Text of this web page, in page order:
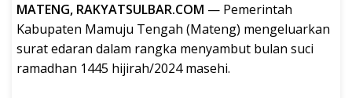
MATENG, RAKYATSULBAR.COM — Pemerintah
Kabupaten Mamuju Tengah (Mateng) mengeluarkan
surat edaran dalam rangka menyambut bulan suci
ramadhan 1445 hijirah/2024 masehi.